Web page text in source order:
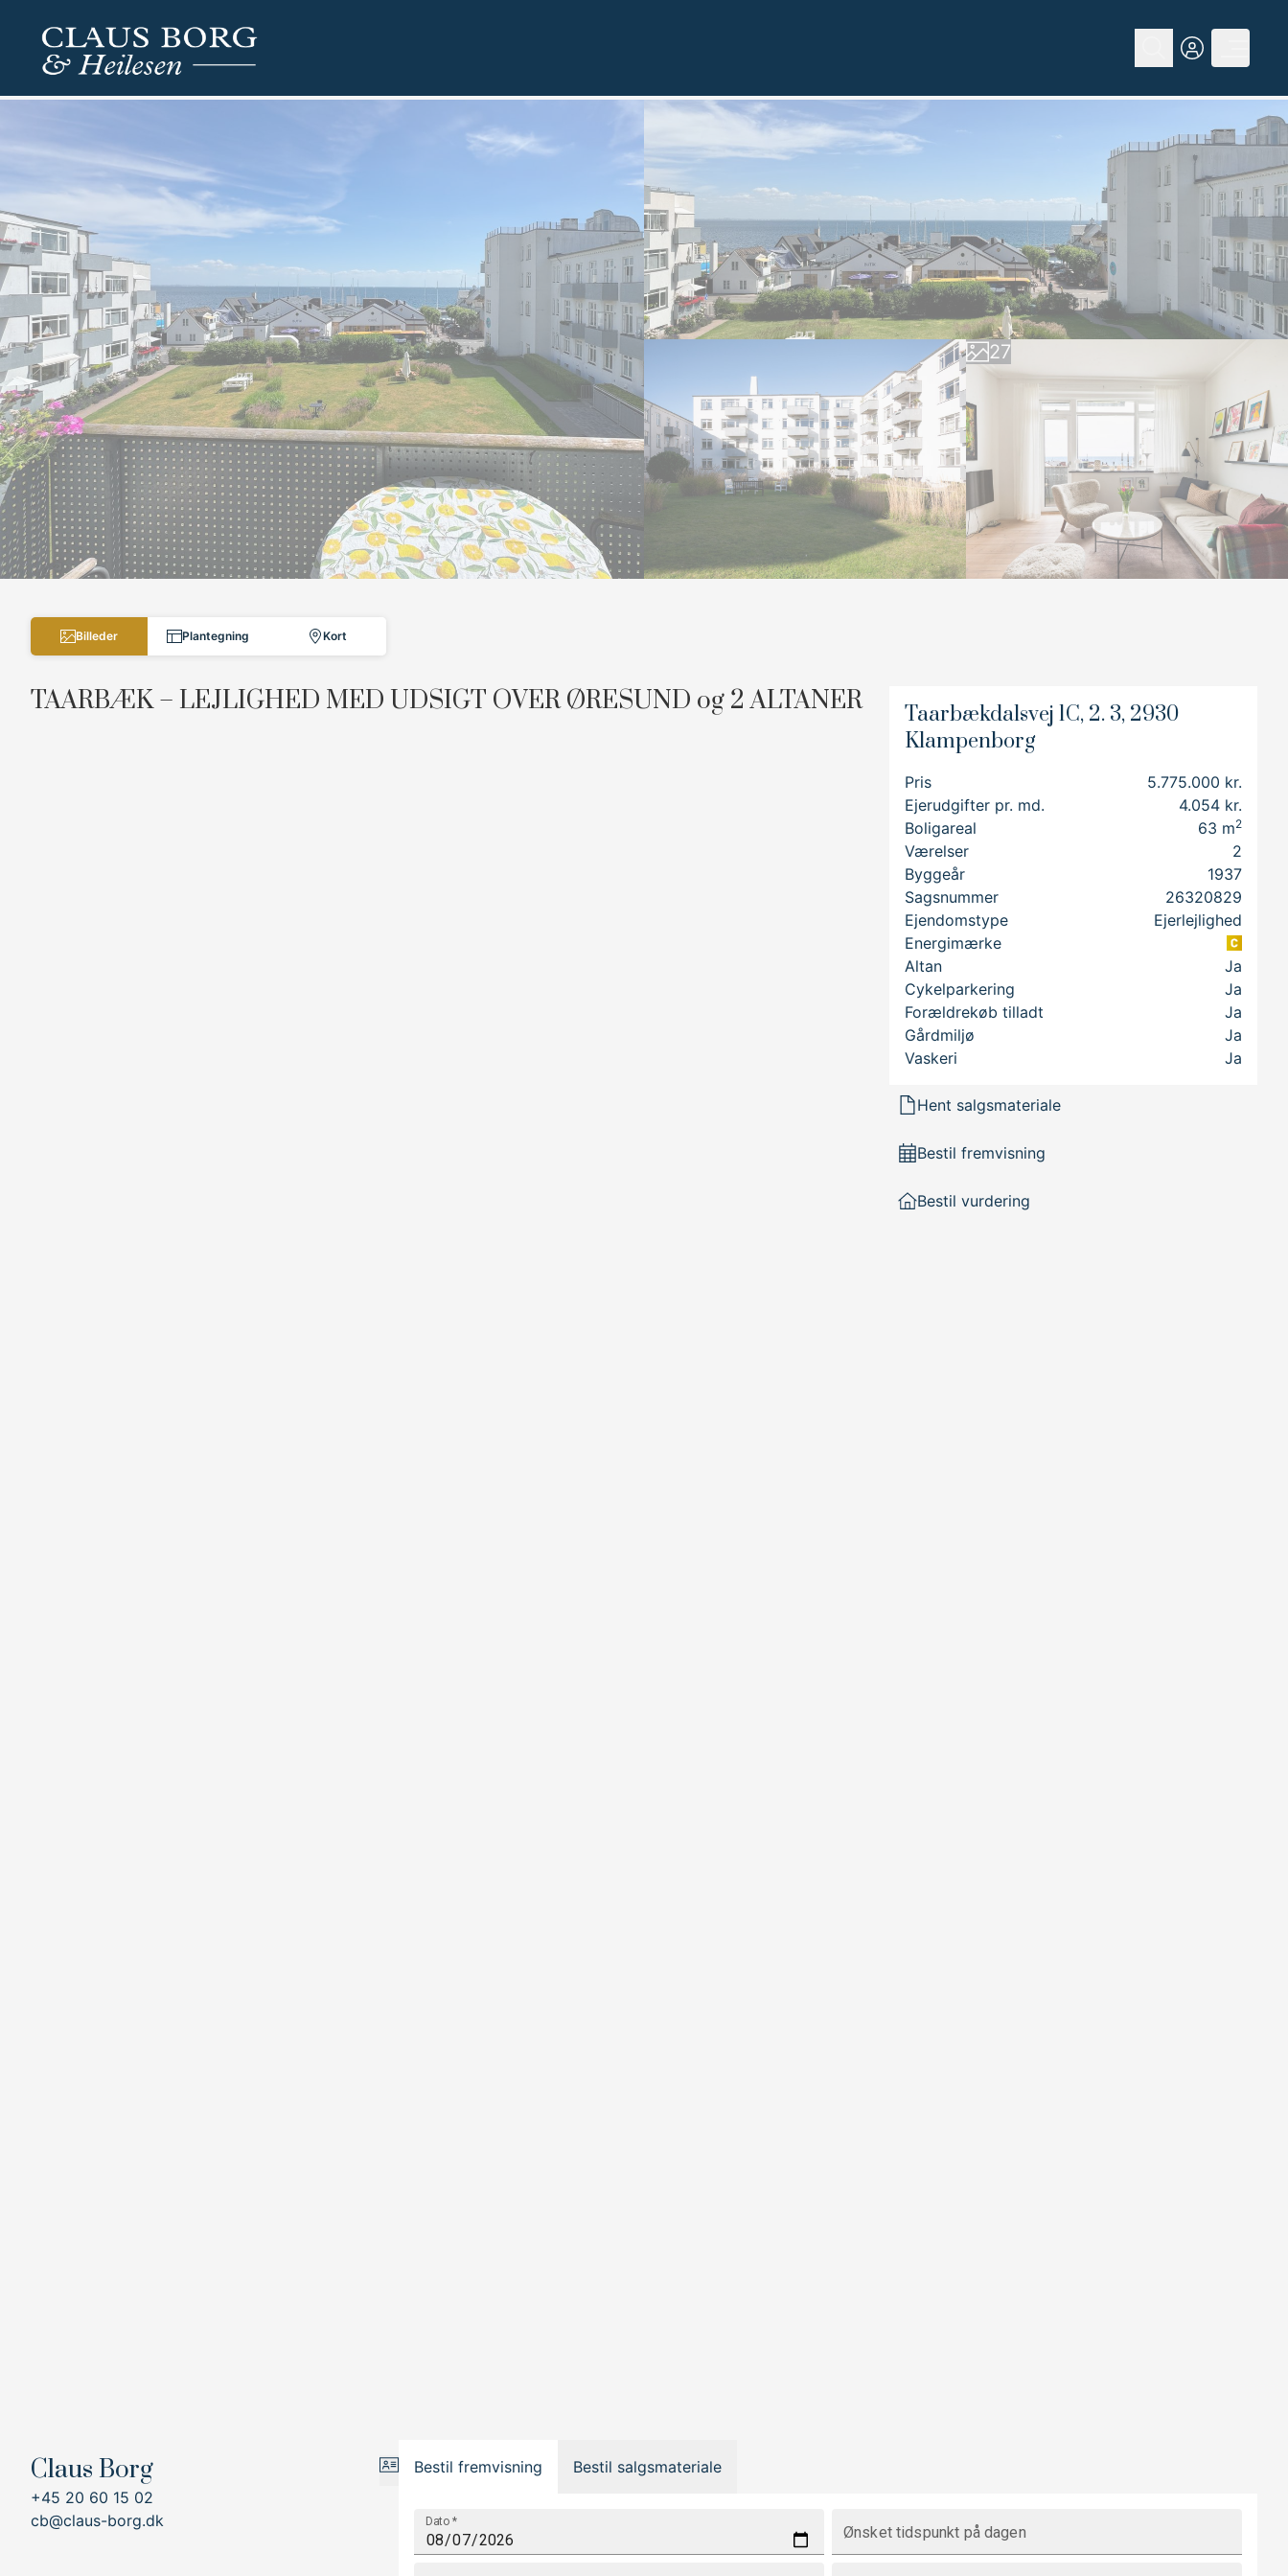
0
1
2
3
8
9
0
1
2
3
4
5
6
7
8
Billeder Plantegning Kort
TAARBÆK – LEJLIGHED MED UDSIGT OVER ØRESUND og 2 ALTANER
Taarbækdalsvej 1C, 2. 3, 2930
Klampenborg
Pris
5.775.000 kr.
Ejerudgifter pr. md.
4.054 kr.
Boligareal
63 m2
Værelser
2
Byggeår
1937
Sagsnummer
26320829
Ejendomstype
Ejerlejlighed
Energimærke
Altan
Ja
Cykelparkering
Ja
Forældrekøb tilladt
Ja
Gårdmiljø
Ja
Vaskeri
Ja
Hent salgsmateriale
Bestil fremvisning
Bestil vurdering
Claus Borg
+45 20 60 15 02
cb@claus-borg.dk
Bestil fremvisning Bestil salgsmateriale
Dato *
Ønsket tidspunkt på dagen